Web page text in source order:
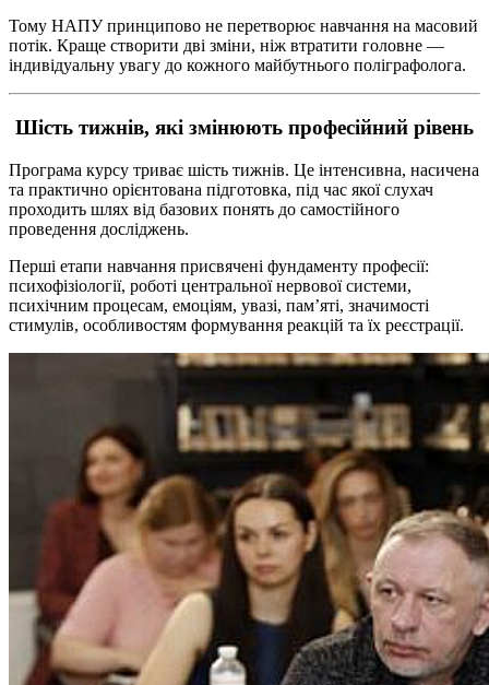
Тому НАПУ принципово не перетворює навчання на масовий
потік. Краще створити дві зміни, ніж втратити головне —
індивідуальну увагу до кожного майбутнього поліграфолога.
Шість тижнів, які змінюють професійний рівень
Програма курсу триває шість тижнів. Це інтенсивна, насичена
та практично орієнтована підготовка, під час якої слухач
проходить шлях від базових понять до самостійного
проведення досліджень.
Перші етапи навчання присвячені фундаменту професії:
психофізіології, роботі центральної нервової системи,
психічним процесам, емоціям, увазі, пам’яті, значимості
стимулів, особливостям формування реакцій та їх реєстрації.